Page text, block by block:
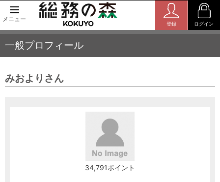
メニュー
登録 ログイン
一般プロフィール
みおよりさん
34,791ポイント